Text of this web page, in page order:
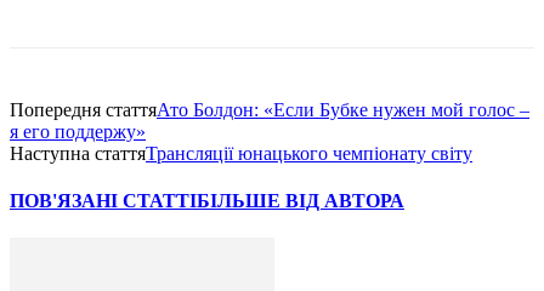
Попередня статтяАто Болдон: «Если Бубке нужен мой голос –
я его поддержу»
Наступна статтяТрансляції юнацького чемпіонату світу
ПОВ'ЯЗАНІ СТАТТІБІЛЬШЕ ВІД АВТОРА